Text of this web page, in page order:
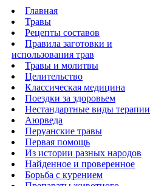
Главная
Травы
Рецепты составов
Правила заготовки и
использования трав
Травы и молитвы
Целительство
Классическая медицина
Поездки за здоровьем
Нестандартные виды терапии
Аюрведа
Перуанские травы
Первая помощь
Из истории разных народов
Найденное и проверенное
Борьба с курением